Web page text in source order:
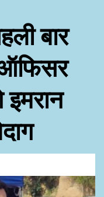
बार
इमरान